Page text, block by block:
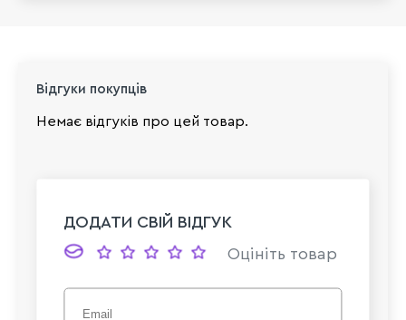
Відгуки покупців
Немає відгуків про цей товар.
ДОДАТИ СВІЙ ВІДГУК
Оцініть товар